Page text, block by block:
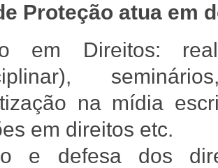
Proteção atua
em Direitos:
na mídia
em direitos etc.
e defesa dos